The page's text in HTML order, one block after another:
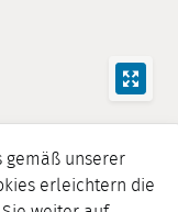
gemäß unserer
erleichtern die